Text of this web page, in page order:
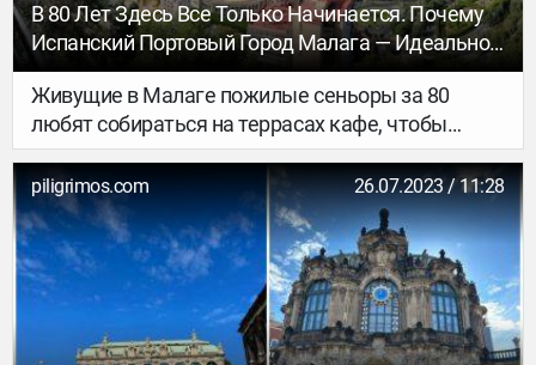
В 80 Лет Здесь Все Только Начинается. Почему
Испанский Портовый Город Малага — Идеальное
Место Для Жизни
Живущие в Малаге пожилые сеньоры за 80
любят собираться на террасах кафе, чтобы
вместе выпить вина. Одна такая сеньора чуть
за 90 сказала мне однажды: «Знаешь, в 80 лет
начался лучший период моей жизни. Никогда
не горюй, твои лучшие годы впереди!».
piligrimos.com 26.07.2023 / 11:28